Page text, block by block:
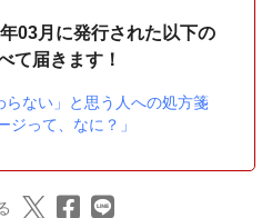
03月に発行された以下の
て届きます！
らない」と思う人への処方箋
ジって、なに？」